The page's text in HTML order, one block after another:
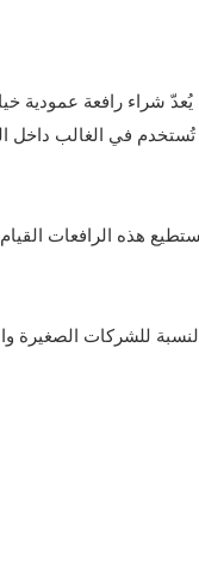
يُعدّ شراء رافعة عمودية
تُستخدم في الغالب داخل
هذه الرافعات